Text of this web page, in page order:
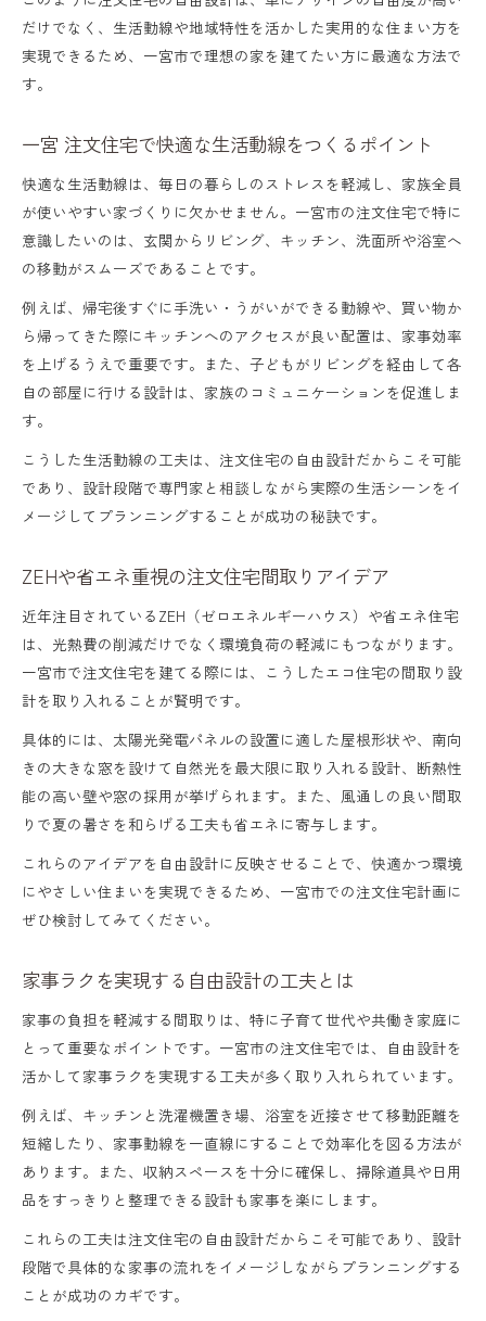
だけでなく、生活動線や地域特性を活かした実用的な住まい方を
実現できるため、一宮市で理想の家を建てたい方に最適な方法で
す。
一宮 注文住宅で快適な生活動線をつくるポイント
快適な生活動線は、毎日の暮らしのストレスを軽減し、家族全員
が使いやすい家づくりに欠かせません。一宮市の注文住宅で特に
意識したいのは、玄関からリビング、キッチン、洗面所や浴室へ
の移動がスムーズであることです。
例えば、帰宅後すぐに手洗い・うがいができる動線や、買い物か
ら帰ってきた際にキッチンへのアクセスが良い配置は、家事効率
を上げるうえで重要です。また、子どもがリビングを経由して各
自の部屋に行ける設計は、家族のコミュニケーションを促進しま
す。
こうした生活動線の工夫は、注文住宅の自由設計だからこそ可能
であり、設計段階で専門家と相談しながら実際の生活シーンをイ
メージしてプランニングすることが成功の秘訣です。
ZEHや省エネ重視の注文住宅間取りアイデア
近年注目されているZEH（ゼロエネルギーハウス）や省エネ住宅
は、光熱費の削減だけでなく環境負荷の軽減にもつながります。
一宮市で注文住宅を建てる際には、こうしたエコ住宅の間取り設
計を取り入れることが賢明です。
具体的には、太陽光発電パネルの設置に適した屋根形状や、南向
きの大きな窓を設けて自然光を最大限に取り入れる設計、断熱性
能の高い壁や窓の採用が挙げられます。また、風通しの良い間取
りで夏の暑さを和らげる工夫も省エネに寄与します。
これらのアイデアを自由設計に反映させることで、快適かつ環境
にやさしい住まいを実現できるため、一宮市での注文住宅計画に
ぜひ検討してみてください。
家事ラクを実現する自由設計の工夫とは
家事の負担を軽減する間取りは、特に子育て世代や共働き家庭に
とって重要なポイントです。一宮市の注文住宅では、自由設計を
活かして家事ラクを実現する工夫が多く取り入れられています。
例えば、キッチンと洗濯機置き場、浴室を近接させて移動距離を
短縮したり、家事動線を一直線にすることで効率化を図る方法が
あります。また、収納スペースを十分に確保し、掃除道具や日用
品をすっきりと整理できる設計も家事を楽にします。
これらの工夫は注文住宅の自由設計だからこそ可能であり、設計
段階で具体的な家事の流れをイメージしながらプランニングする
ことが成功のカギです。